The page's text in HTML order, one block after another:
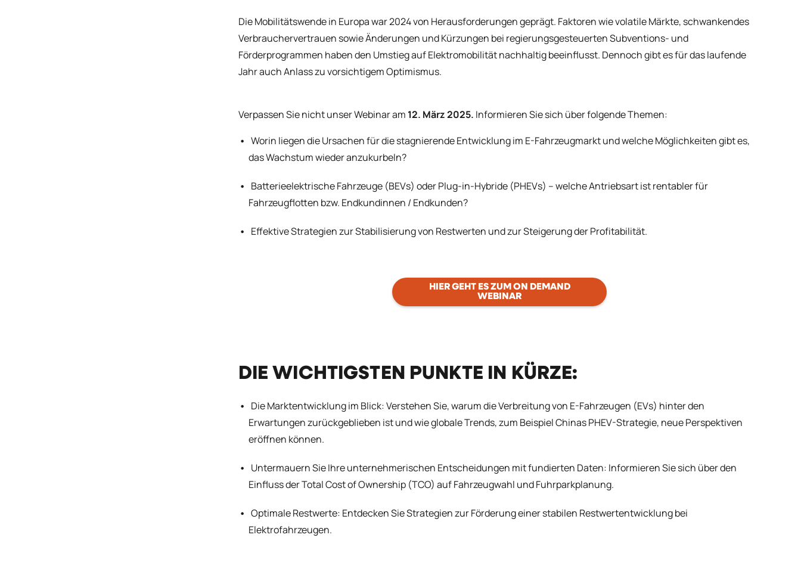
Die Mobilitätswende in Europa war 2024 von Herausforderungen geprägt. Faktoren wie volatile Märkte, schwankendes
Verbrauchervertrauen sowie Änderungen und Kürzungen bei regierungsgesteuerten Subventions- und
Förderprogrammen haben den Umstieg auf Elektromobilität nachhaltig beeinflusst. Dennoch gibt es für das laufende
Jahr auch Anlass zu vorsichtigem Optimismus.
Verpassen Sie nicht unser Webinar am 12. März 2025. Informieren Sie sich über folgende Themen:
Worin liegen die Ursachen für die stagnierende Entwicklung im E-Fahrzeugmarkt und welche Möglichkeiten gibt es,
das Wachstum wieder anzukurbeln?
Batterieelektrische Fahrzeuge (BEVs) oder Plug-in-Hybride (PHEVs) – welche Antriebsart ist rentabler für
Fahrzeugflotten bzw. Endkundinnen / Endkunden?
Effektive Strategien zur Stabilisierung von Restwerten und zur Steigerung der Profitabilität.
HIER GEHT ES ZUM ON DEMAND
WEBINAR
DIE WICHTIGSTEN PUNKTE IN KÜRZE:
Die Marktentwicklung im Blick: Verstehen Sie, warum die Verbreitung von E-Fahrzeugen (EVs) hinter den
Erwartungen zurückgeblieben ist und wie globale Trends, zum Beispiel Chinas PHEV-Strategie, neue Perspektiven
eröffnen können.
Untermauern Sie Ihre unternehmerischen Entscheidungen mit fundierten Daten: Informieren Sie sich über den
Einfluss der Total Cost of Ownership (TCO) auf Fahrzeugwahl und Fuhrparkplanung.
Optimale Restwerte: Entdecken Sie Strategien zur Förderung einer stabilen Restwertentwicklung bei
Elektrofahrzeugen.